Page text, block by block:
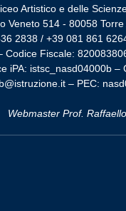
Artistico e delle
Veneto 514 - 80058
2838 / +39 081 861
Fiscale:
iPA: istsc_nasd04000b –
– PEC:
Webmaster Prof.